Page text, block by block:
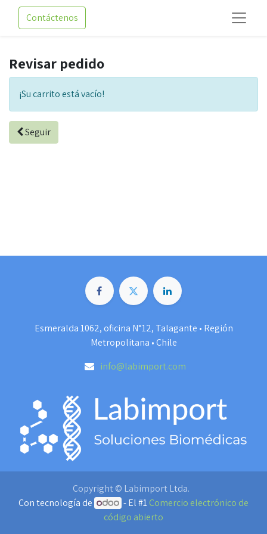
Contáctenos
Revisar pedido
¡Su carrito está vacío!
Seguir
Esmeralda 1062, oficina N°12, Talagante • Región
Metropolitana • Chile
info@labimport.com
Copyright © Labimport Ltda.
Con tecnología de
- El #1Comercio electrónico de
código abierto